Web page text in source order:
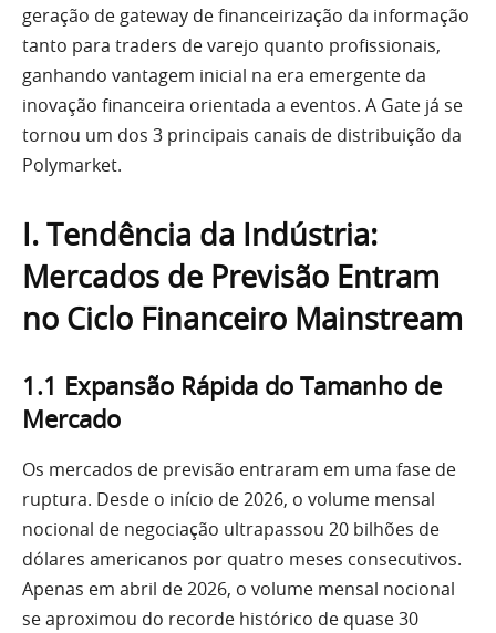
geração de gateway de financeirização da informação
tanto para traders de varejo quanto profissionais,
ganhando vantagem inicial na era emergente da
inovação financeira orientada a eventos. A Gate já se
tornou um dos 3 principais canais de distribuição da
Polymarket.
I. Tendência da Indústria:
Mercados de Previsão Entram
no Ciclo Financeiro Mainstream
1.1 Expansão Rápida do Tamanho de
Mercado
Os mercados de previsão entraram em uma fase de
ruptura. Desde o início de 2026, o volume mensal
nocional de negociação ultrapassou 20 bilhões de
dólares americanos por quatro meses consecutivos.
Apenas em abril de 2026, o volume mensal nocional
se aproximou do recorde histórico de quase 30